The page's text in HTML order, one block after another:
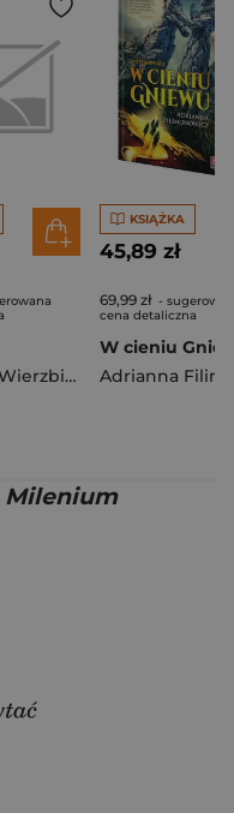
Katarzyna Wierzbicka
KSIĄŻKA
45,89 zł
69,99 zł -
cena detaliczna
Milenium